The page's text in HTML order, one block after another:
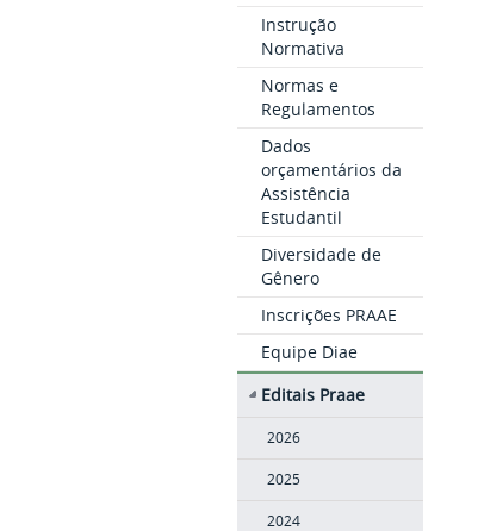
Instrução
Normativa
Normas e
Regulamentos
Dados
orçamentários da
Assistência
Estudantil
Diversidade de
Gênero
Inscrições PRAAE
Equipe Diae
Editais Praae
2026
2025
2024